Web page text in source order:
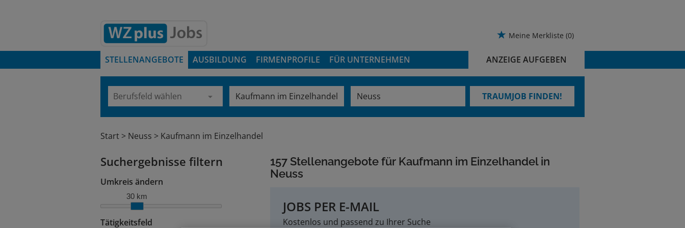
Meine Merkliste (0)
STELLENANGEBOTE AUSBILDUNG FIRMENPROFILE FÜR UNTERNEHMEN ANZEIGE AUFGEBEN
TRAUMJOB FINDEN!
Start Neuss Kaufmann im Einzelhandel
Suchergebnisse filtern
Umkreis ändern
30 km
Tätigkeitsfeld
157 Stellenangebote für Kaufmann im Einzelhandel in
Neuss
JOBS PER E-MAIL
Kostenlos und passend zu Ihrer Suche